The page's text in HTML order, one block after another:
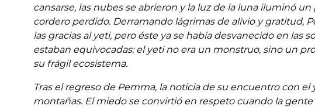
cansarse, las nubes se abrieron y la luz de la luna iluminó
cordero perdido. Derramando lágrimas de alivio y gratitud,
las gracias al yeti, pero éste ya se había desvanecido en las
estaban equivocadas: el yeti no era un monstruo, sino un
su frágil ecosistema.
Tras el regreso de Pemma, la noticia de su encuentro con
montañas. El miedo se convirtió en respeto cuando la